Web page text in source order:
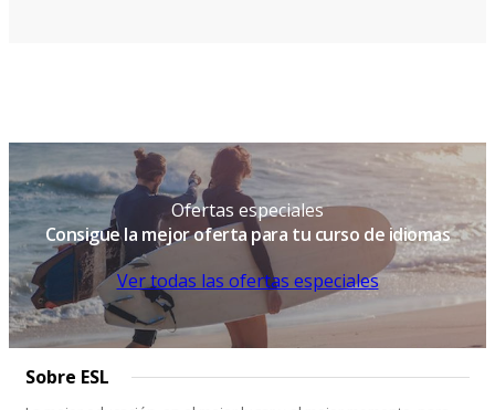
Ofertas especiales
Consigue la mejor oferta para tu curso de idiomas
Ver todas las ofertas especiales
Sobre ESL